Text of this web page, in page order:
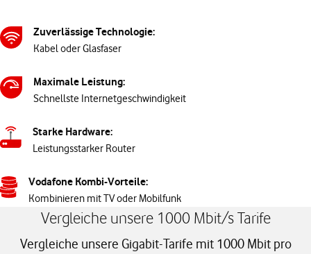
Zuverlässige Technologie:
Kabel oder Glasfaser
Maximale Leistung:
Schnellste Internetgeschwindigkeit
Starke Hardware:
Leistungsstarker Router
Vodafone Kombi-Vorteile:
Kombinieren mit TV oder Mobilfunk
Vergleiche unsere 1000 Mbit/s Tarife
Vergleiche unsere Gigabit-Tarife mit 1000 Mbit pro